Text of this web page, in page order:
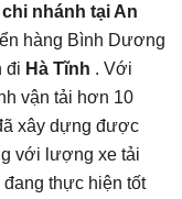
nhánh tại An
hàng Bình Dương
đi Hà Tĩnh . Với
vận tải hơn 10
xây dựng được
với lượng xe tải
thực hiện tốt